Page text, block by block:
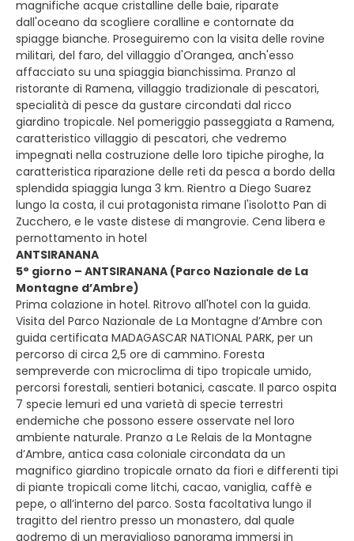
magnifiche acque cristalline delle baie, riparate
dall'oceano da scogliere coralline e contornate da
spiagge bianche. Proseguiremo con la visita delle rovine
militari, del faro, del villaggio d'Orangea, anch'esso
affacciato su una spiaggia bianchissima. Pranzo al
ristorante di Ramena, villaggio tradizionale di pescatori,
specialità di pesce da gustare circondati dal ricco
giardino tropicale. Nel pomeriggio passeggiata a Ramena,
caratteristico villaggio di pescatori, che vedremo
impegnati nella costruzione delle loro tipiche piroghe, la
caratteristica riparazione delle reti da pesca a bordo della
splendida spiaggia lunga 3 km. Rientro a Diego Suarez
lungo la costa, il cui protagonista rimane l'isolotto Pan di
Zucchero, e le vaste distese di mangrovie. Cena libera e
pernottamento in hotel
ANTSIRANANA
5° giorno – ANTSIRANANA (Parco Nazionale de La
Montagne d’Ambre)
Prima colazione in hotel. Ritrovo all'hotel con la guida.
Visita del Parco Nazionale de La Montagne d’Ambre con
guida certificata MADAGASCAR NATIONAL PARK, per un
percorso di circa 2,5 ore di cammino. Foresta
sempreverde con microclima di tipo tropicale umido,
percorsi forestali, sentieri botanici, cascate. Il parco ospita
7 specie lemuri ed una varietà di specie terrestri
endemiche che possono essere osservate nel loro
ambiente naturale. Pranzo a Le Relais de la Montagne
d’Ambre, antica casa coloniale circondata da un
magnifico giardino tropicale ornato da fiori e differenti tipi
di piante tropicali come litchi, cacao, vaniglia, caffè e
pepe, o all’interno del parco. Sosta facoltativa lungo il
tragitto del rientro presso un monastero, dal quale
godremo di un meraviglioso panorama immersi in